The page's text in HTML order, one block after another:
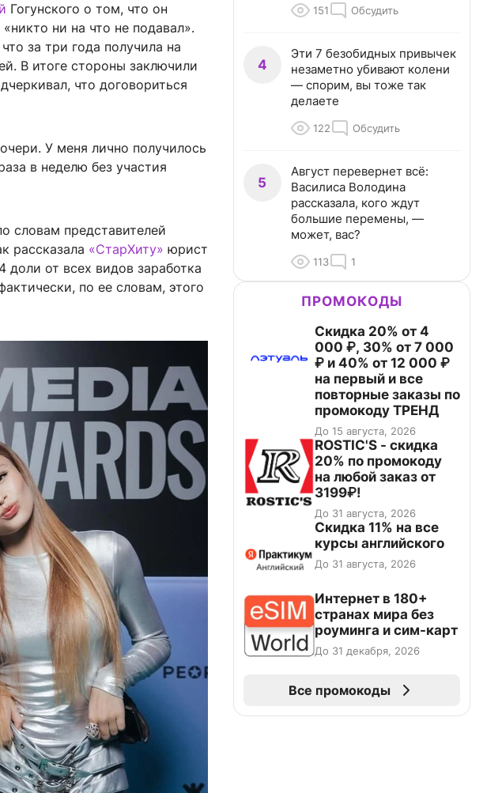
Гогунского о том, что он
ни на что не подавал».
за три года получила на
В итоге стороны заключили
что договориться
У меня лично получилось
в неделю без участия
словам представителей
рассказала «СтарХиту» юрист
от всех видов заработка
по ее словам, этого
151 Обсудить
4
Эти 7 безобидных привычек
незаметно убивают колени
— спорим, вы тоже так
делаете
122 Обсудить
5
Август перевернет всё:
Василиса Володина
рассказала, кого ждут
большие перемены, —
может, вас?
113 1
ПРОМОКОДЫ
Скидка 20% от 4
000 ₽, 30% от 7 000
₽ и 40% от 12 000 ₽
на первый и все
повторные заказы по
промокоду ТРЕНД
До 15 августа, 2026
ROSTIC'S - скидка
20% по промокоду
на любой заказ от
3199₽!
До 31 августа, 2026
Скидка 11% на все
курсы английского
До 31 августа, 2026
Интернет в 180+
странах мира без
роуминга и сим-карт
До 31 декабря, 2026
Все промокоды